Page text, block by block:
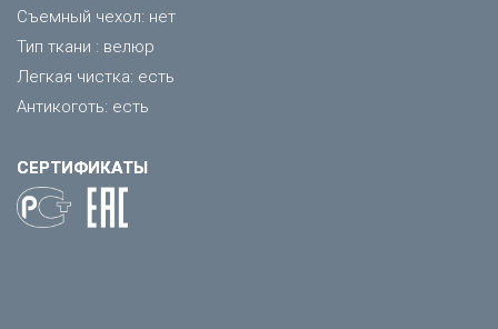
Съемный чехол: нет
Тип ткани : велюр
Легкая чистка: есть
Антикоготь: есть
СЕРТИФИКАТЫ